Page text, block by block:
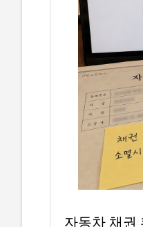
자동차 채권